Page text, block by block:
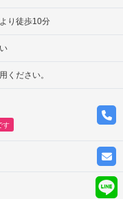
り徒歩10分
ください。
す